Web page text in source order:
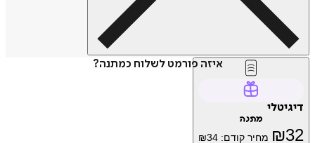
איזה פורמט לשלוח כמתנה?
דיגיטלי
מתנה
₪32 מחיר קודם: ₪34